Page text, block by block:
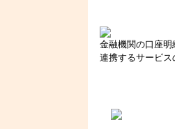
金融機関の口座明
連携するサービス